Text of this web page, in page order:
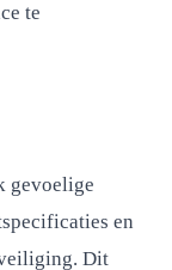
te
gevoelige
en
Dit